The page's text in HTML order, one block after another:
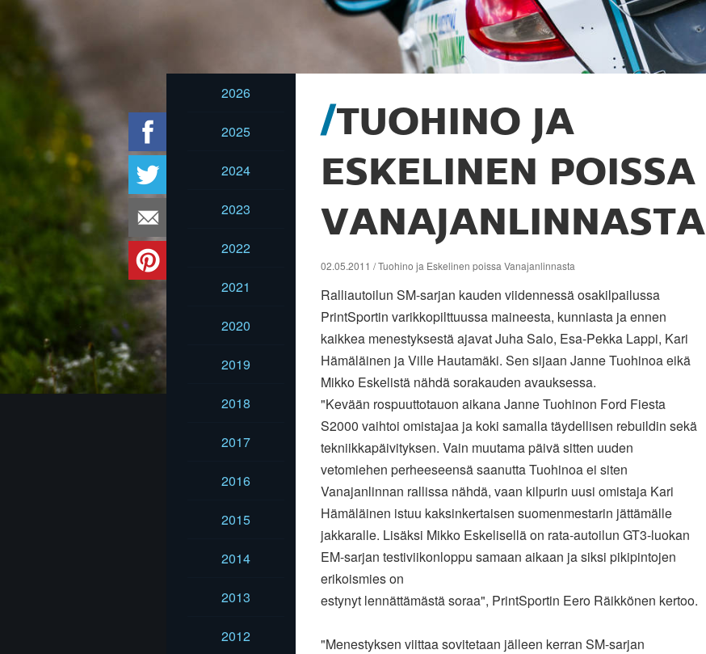
2026
2025
2024
2023
2022
2021
2020
2019
2018
2017
2016
2015
2014
2013
2012
TUOHINO JA
ESKELINEN POISSA
VANAJANLINNASTA
02.05.2011 / Tuohino ja Eskelinen poissa Vanajanlinnasta
Ralliautoilun SM-sarjan kauden viidennessä osakilpailussa
PrintSportin varikkopilttuussa maineesta, kunniasta ja ennen
kaikkea menestyksestä ajavat Juha Salo, Esa-Pekka Lappi, Kari
Hämäläinen ja Ville Hautamäki. Sen sijaan Janne Tuohinoa eikä
Mikko Eskelistä nähdä sorakauden avauksessa.
"Kevään rospuuttotauon aikana Janne Tuohinon Ford Fiesta
S2000 vaihtoi omistajaa ja koki samalla täydellisen rebuildin sekä
tekniikkapäivityksen. Vain muutama päivä sitten uuden
vetomiehen perheeseensä saanutta Tuohinoa ei siten
Vanajanlinnan rallissa nähdä, vaan kilpurin uusi omistaja Kari
Hämäläinen istuu kaksinkertaisen suomenmestarin jättämälle
jakkaralle. Lisäksi Mikko Eskelisellä on rata-autoilun GT3-luokan
EM-sarjan testiviikonloppu samaan aikaan ja siksi pikipintojen
erikoismies on
estynyt lennättämästä soraa", PrintSportin Eero Räikkönen kertoo.
"Menestyksen viittaa sovitetaan jälleen kerran SM-sarjan